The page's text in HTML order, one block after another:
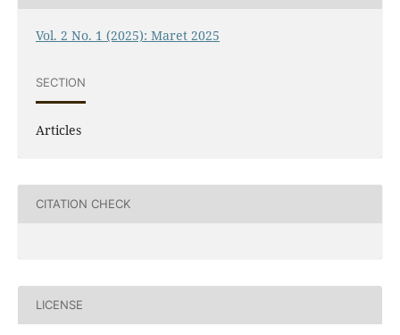
Vol. 2 No. 1 (2025): Maret 2025
SECTION
Articles
CITATION CHECK
LICENSE